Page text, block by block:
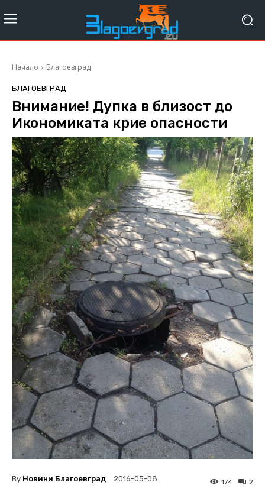
Начало Благоевград
БЛАГОЕВГРАД
Внимание! Дупка в близост до
Икономиката крие опасности
By Новини Благоевград 2016-05-08 2
174